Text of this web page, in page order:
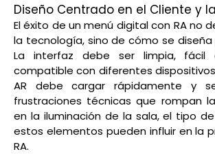
Diseño Centrado en el Cliente y
El éxito de un menú digital con RA no
la tecnología, sino de cómo se diseña
La interfaz debe ser limpia, fácil
compatible con diferentes
AR debe cargar rápidamente y
frustraciones técnicas que rompan
en la iluminación de la sala, el tipo
estos elementos pueden influir en la
RA.